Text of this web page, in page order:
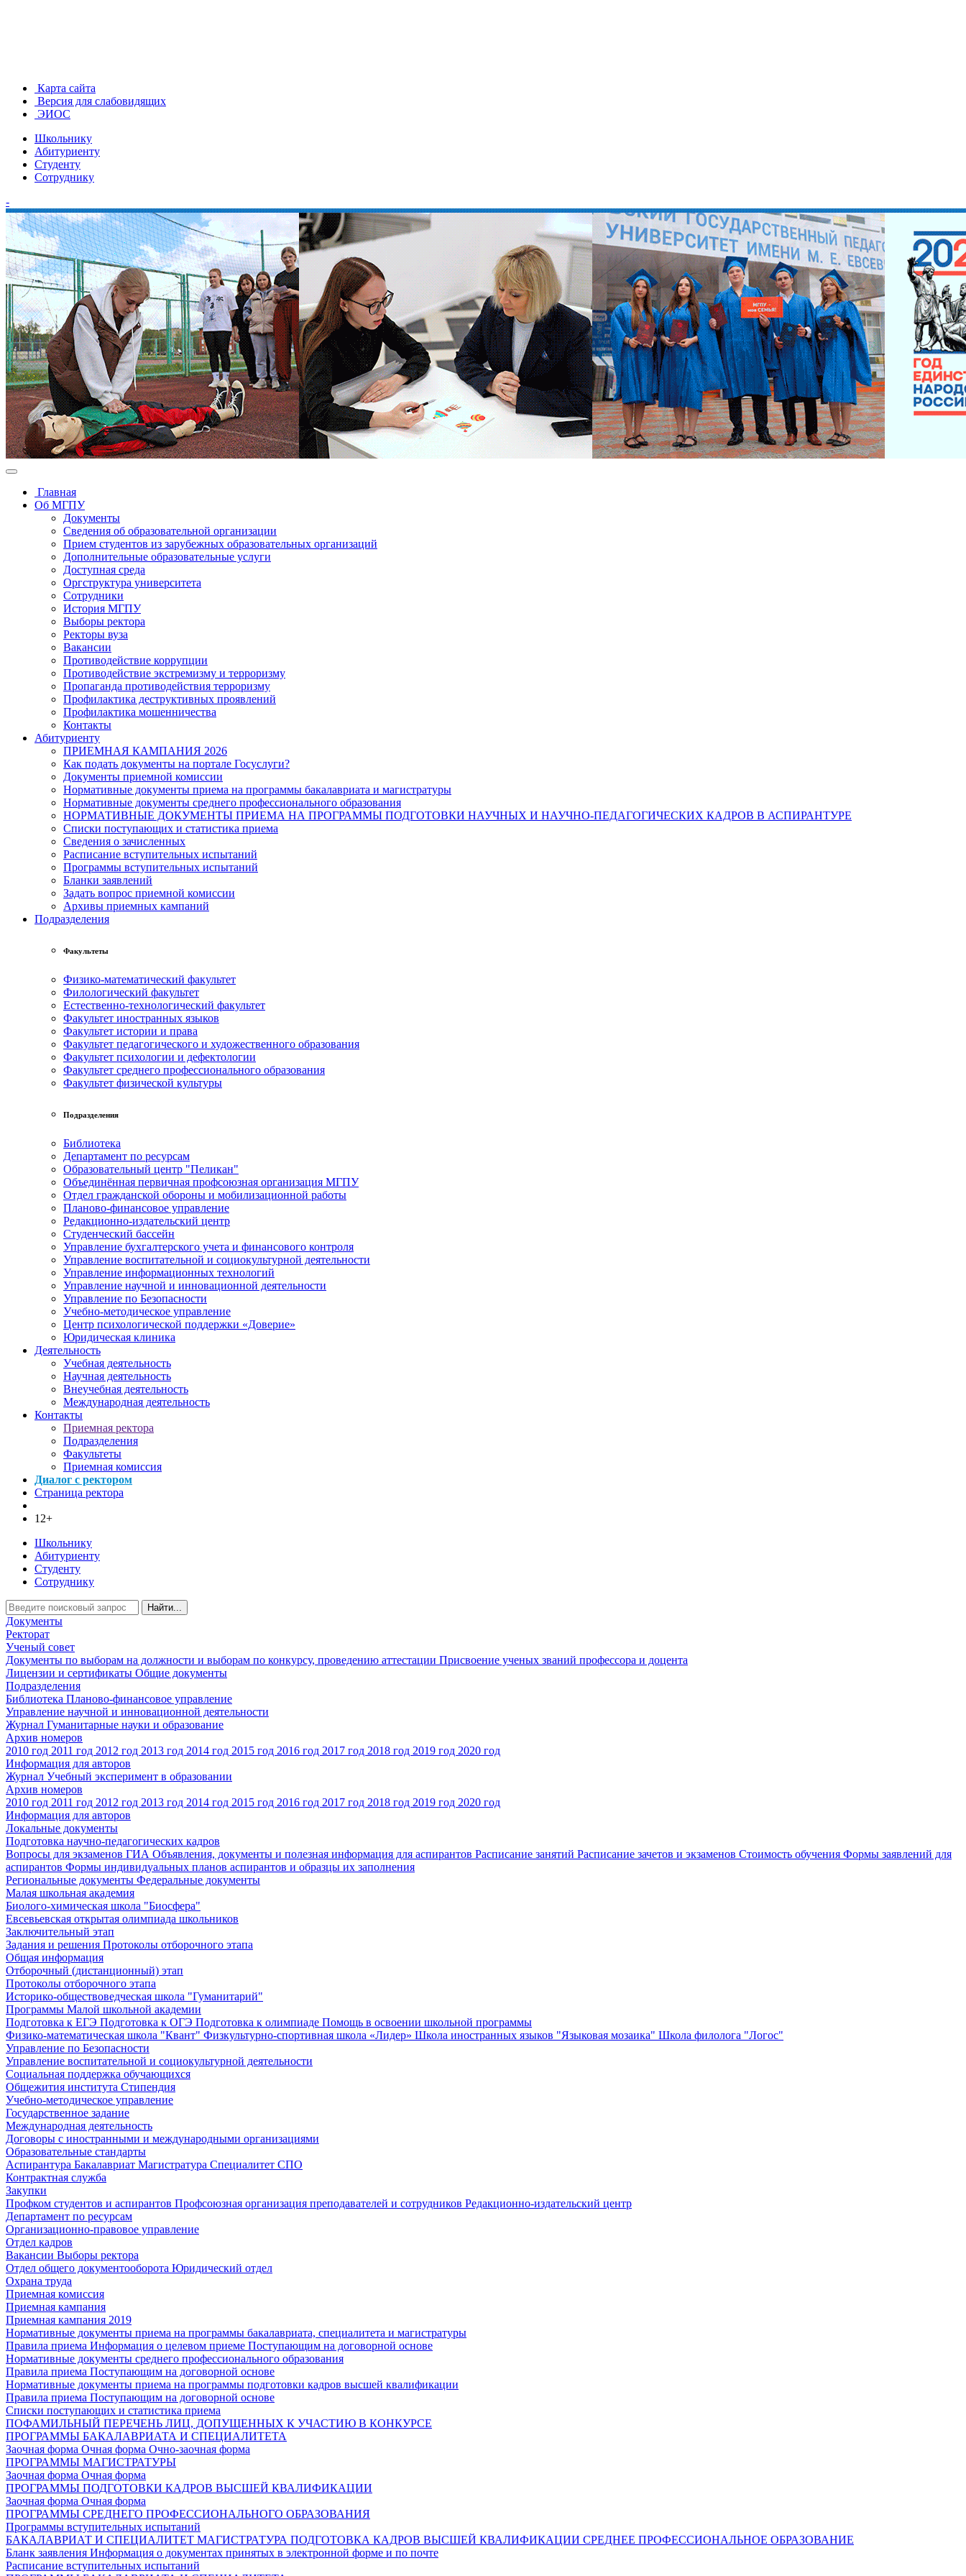
Карта сайта
Версия для слабовидящих
ЭИОС
Школьнику
Абитуриенту
Студенту
Сотруднику
-
Главная
Об МГПУ
Документы
Сведения об образовательной организации
Прием студентов из зарубежных образовательных организаций
Дополнительные образовательные услуги
Доступная среда
Оргструктура университета
Сотрудники
История МГПУ
Выборы ректора
Ректоры вуза
Вакансии
Противодействие коррупции
Противодействие экстремизму и терроризму
Пропаганда противодействия терроризму
Профилактика деструктивных проявлений
Профилактика мошенничества
Контакты
Абитуриенту
ПРИЕМНАЯ КАМПАНИЯ 2026
Как подать документы на портале Госуслуги?
Документы приемной комиссии
Нормативные документы приема на программы бакалавриата и магистратуры
Нормативные документы среднего профессионального образования
НОРМАТИВНЫЕ ДОКУМЕНТЫ ПРИЕМА НА ПРОГРАММЫ ПОДГОТОВКИ НАУЧНЫХ И НАУЧНО-ПЕДАГОГИЧЕСКИХ КАДРОВ В АСПИРАНТУРЕ
Списки поступающих и статистика приема
Сведения о зачисленных
Расписание вступительных испытаний
Программы вступительных испытаний
Бланки заявлений
Задать вопрос приемной комиссии
Архивы приемных кампаний
Подразделения
Факультеты
Физико-математический факультет
Филологический факультет
Естественно-технологический факультет
Факультет иностранных языков
Факультет истории и права
Факультет педагогического и художественного образования
Факультет психологии и дефектологии
Факультет среднего профессионального образования
Факультет физической культуры
Подразделения
Библиотека
Департамент по ресурсам
Образовательный центр "Пеликан"
Объединённая первичная профсоюзная организация МГПУ
Отдел гражданской обороны и мобилизационной работы
Планово-финансовое управление
Редакционно-издательский центр
Студенческий бассейн
Управление бухгалтерского учета и финансового контроля
Управление воспитательной и социокультурной деятельности
Управление информационных технологий
Управление научной и инновационной деятельности
Управление по Безопасности
Учебно-методическое управление
Центр психологической поддержки «Доверие»
Юридическая клиника
Деятельность
Учебная деятельность
Научная деятельность
Внеучебная деятельность
Международная деятельность
Контакты
Приемная ректора
Подразделения
Факультеты
Приемная комиссия
Диалог с ректором
Страница ректора
12+
Школьнику
Абитуриенту
Студенту
Сотруднику
Найти...
Документы
Ректорат
Ученый совет
Документы по выборам на должности и выборам по конкурсу, проведению аттестации Присвоение ученых званий профессора и доцента
Лицензии и сертификаты Общие документы
Подразделения
Библиотека Планово-финансовое управление
Управление научной и инновационной деятельности
Журнал Гуманитарные науки и образование
Архив номеров
2010 год 2011 год 2012 год 2013 год 2014 год 2015 год 2016 год 2017 год 2018 год 2019 год 2020 год
Информация для авторов
Журнал Учебный эксперимент в образовании
Архив номеров
2010 год 2011 год 2012 год 2013 год 2014 год 2015 год 2016 год 2017 год 2018 год 2019 год 2020 год
Информация для авторов
Локальные документы
Подготовка научно-педагогических кадров
Вопросы для экзаменов ГИА Объявления, документы и полезная информация для аспирантов Расписание занятий Расписание зачетов и экзаменов Стоимость обучения Формы заявлений для
аспирантов Формы индивидуальных планов аспирантов и образцы их заполнения
Региональные документы Федеральные документы
Малая школьная академия
Биолого-химическая школа "Биосфера"
Евсевьевская открытая олимпиада школьников
Заключительный этап
Задания и решения Протоколы отборочного этапа
Общая информация
Отборочный (дистанционный) этап
Протоколы отборочного этапа
Историко-обществоведческая школа "Гуманитарий"
Программы Малой школьной академии
Подготовка к ЕГЭ Подготовка к ОГЭ Подготовка к олимпиаде Помощь в освоении школьной программы
Физико-математическая школа "Квант" Физкультурно-спортивная школа «Лидер» Школа иностранных языков "Языковая мозаика" Школа филолога "Логос"
Управление по Безопасности
Управление воспитательной и социокультурной деятельности
Социальная поддержка обучающихся
Общежития института Стипендия
Учебно-методическое управление
Государственное задание
Международная деятельность
Договоры с иностранными и международными организациями
Образовательные стандарты
Аспирантура Бакалавриат Магистратура Специалитет СПО
Контрактная служба
Закупки
Профком студентов и аспирантов Профсоюзная организация преподавателей и сотрудников Редакционно-издательский центр
Департамент по ресурсам
Организационно-правовое управление
Отдел кадров
Вакансии Выборы ректора
Отдел общего документооборота Юридический отдел
Охрана труда
Приемная комиссия
Приемная кампания
Приемная кампания 2019
Нормативные документы приема на программы бакалавриата, специалитета и магистратуры
Правила приема Информация о целевом приеме Поступающим на договорной основе
Нормативные документы среднего профессионального образования
Правила приема Поступающим на договорной основе
Нормативные документы приема на программы подготовки кадров высшей квалификации
Правила приема Поступающим на договорной основе
Списки поступающих и статистика приема
ПОФАМИЛЬНЫЙ ПЕРЕЧЕНЬ ЛИЦ, ДОПУЩЕННЫХ К УЧАСТИЮ В КОНКУРСЕ
ПРОГРАММЫ БАКАЛАВРИАТА И СПЕЦИАЛИТЕТА
Заочная форма Очная форма Очно-заочная форма
ПРОГРАММЫ МАГИСТРАТУРЫ
Заочная форма Очная форма
ПРОГРАММЫ ПОДГОТОВКИ КАДРОВ ВЫСШЕЙ КВАЛИФИКАЦИИ
Заочная форма Очная форма
ПРОГРАММЫ СРЕДНЕГО ПРОФЕССИОНАЛЬНОГО ОБРАЗОВАНИЯ
Программы вступительных испытаний
БАКАЛАВРИАТ И СПЕЦИАЛИТЕТ МАГИСТРАТУРА ПОДГОТОВКА КАДРОВ ВЫСШЕЙ КВАЛИФИКАЦИИ СРЕДНЕЕ ПРОФЕССИОНАЛЬНОЕ ОБРАЗОВАНИЕ
Бланк заявления Информация о документах принятых в электронной форме и по почте
Расписание вступительных испытаний